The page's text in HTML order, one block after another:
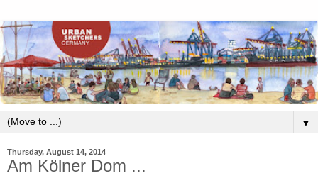
▼
Thursday, August 14, 2014
Am Kölner Dom ...